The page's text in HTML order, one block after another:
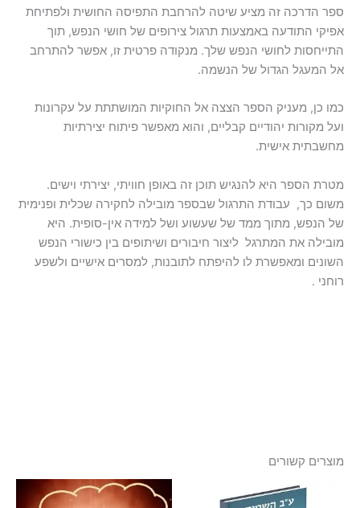
ספר הדרכה זה מציע שיטה להרחבת התפיסה החושית ולפתיחת
אפיקי התודעה באמצעות תרגול צירופים של חושי הנפש, תוך
התייחסות לחושי הנפש שלך. מנקודה פרטית זו, אפשר להתרחב
אל המעגל הגדול של הנשמה.
כמו כן, מעניק הספר הצצה אל החוקיות המושתתת על עקרונות
ועל מקורות יהודיים קבליים, והוא מאפשר פיתוח יצירתיות
מחשבתית אישית.
מטרת הספר היא להנגיש תוכן זה באופן חוויתי, יצירתי וישים.
משום כך, עבודת התרגול שבספר מובילה לחקירה שכלית ופנימית
של הנפש, מתוך ממד של שעשוע ושל למידה אין-סופית. היא
מובילה את המתרגל ליצור חיבורים ושיתופים בין כישורי הנפש
השונים ומאפשרת לו להיפתח לתובנות, למסרים אישיים ולשפע
רוחני .
מוצרים קשורים